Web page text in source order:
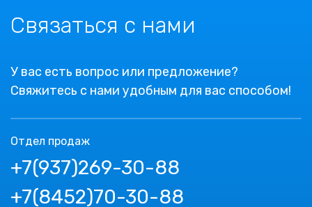
Связаться с нами
У вас есть вопрос или предложение?
Свяжитесь с нами удобным для вас способом!
Отдел продаж
+7(937)269-30-88
+7(8452)70-30-88